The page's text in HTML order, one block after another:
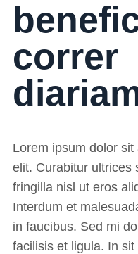
correr
Lorem ipsum dolor
elit. Curabitur ultrices
fringilla nisl ut eros
Interdum et
in faucibus. Sed mi
facilisis et ligula. In